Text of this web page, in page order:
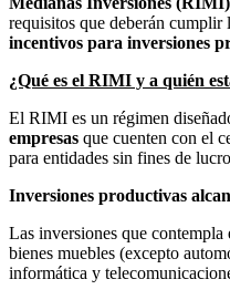
requisitos que deberán cumplir
incentivos para inversiones
¿Qué es el RIMI y a quién
El RIMI es un régimen
empresas que cuenten con el
para entidades sin fines de
Inversiones productivas
Las inversiones que
bienes muebles (excepto
informática y